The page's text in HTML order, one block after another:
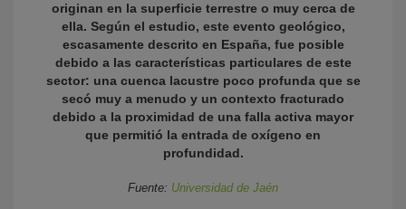
originan en la superficie terrestre o muy cerca de
ella. Según el estudio, este evento geológico,
escasamente descrito en España, fue posible
debido a las características particulares de este
sector: una cuenca lacustre poco profunda que se
secó muy a menudo y un contexto fracturado
debido a la proximidad de una falla activa mayor
que permitió la entrada de oxígeno en
profundidad.
Fuente: Universidad de Jaén